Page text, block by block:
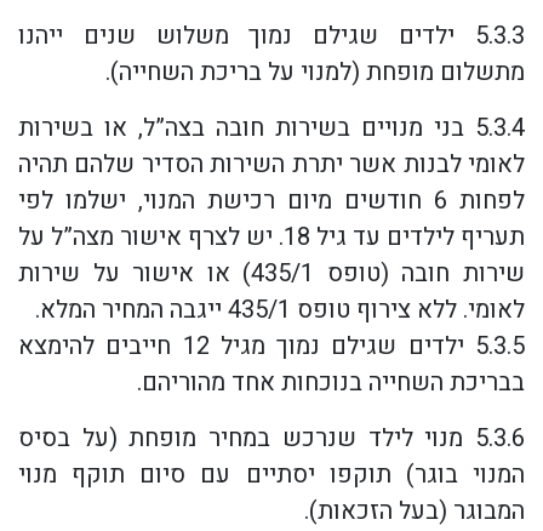
5.3.3 ילדים שגילם נמוך משלוש שנים ייהנו
מתשלום מופחת (למנוי על בריכת השחייה).
5.3.4 בני מנויים בשירות חובה בצה”ל, או בשירות
לאומי לבנות אשר יתרת השירות הסדיר שלהם תהיה
לפחות 6 חודשים מיום רכישת המנוי, ישלמו לפי
תעריף לילדים עד גיל 18. יש לצרף אישור מצה”ל על
שירות חובה (טופס 435/1) או אישור על שירות
לאומי. ללא צירוף טופס 435/1 ייגבה המחיר המלא.
5.3.5 ילדים שגילם נמוך מגיל 12 חייבים להימצא
בבריכת השחייה בנוכחות אחד מהוריהם.
5.3.6 מנוי לילד שנרכש במחיר מופחת (על בסיס
המנוי בוגר) תוקפו יסתיים עם סיום תוקף מנוי
המבוגר (בעל הזכאות).